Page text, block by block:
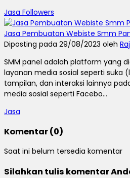
Jasa Followers
Jasa Pembuatan Webiste Smm
Diposting pada 29/08/2023 oleh
SMM panel adalah platform yang
layanan media sosial seperti suka
tampilan, dan interaksi lainnya
media sosial seperti Facebo...
Jasa
Komentar (0)
Saat ini belum tersedia komentar
Silahkan tulis komentar